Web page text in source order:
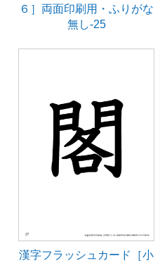
６］両面印刷用・ふりがな
無し-25
漢字フラッシュカード［小